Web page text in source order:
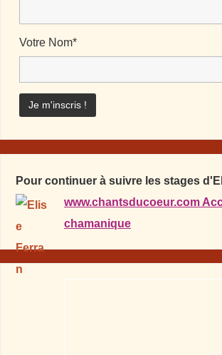
Votre Nom*
Pour continuer à suivre les stages
www.chantsducoeur.com
chamanique